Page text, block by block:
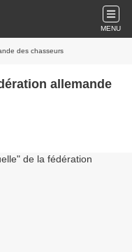
MENU
des chasseurs
allemande